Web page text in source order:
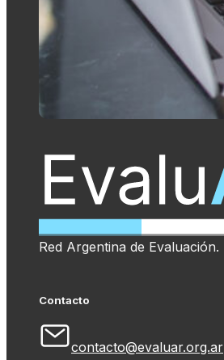
Red Argentina de Evaluación.
Contacto
contacto@evaluar.org.ar